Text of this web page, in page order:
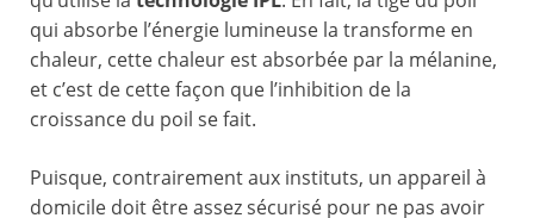
qui absorbe l’énergie lumineuse la transforme en
chaleur, cette chaleur est absorbée par la mélanine,
et c’est de cette façon que l’inhibition de la
croissance du poil se fait.
Puisque, contrairement aux instituts, un appareil à
domicile doit être assez sécurisé pour ne pas avoir